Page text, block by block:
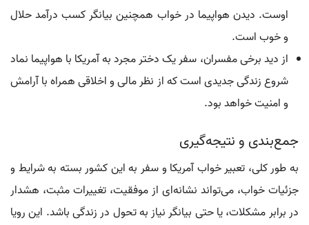
اوست. دیدن هواپیما در خواب همچنین بیانگر کسب درآمد حلال
و خوب است.
از دید برخی مفسران، سفر یک دختر مجرد به آمریکا با هواپیما نماد
شروع زندگی جدیدی است که از نظر مالی و اخلاقی همراه با آرامش
و امنیت خواهد بود.
جمع‌بندی و نتیجه‌گیری
به طور کلی، تعبیر خواب آمریکا و سفر به این کشور بسته به شرایط و
جزئیات خواب، می‌تواند نشانه‌ای از موفقیت، تغییرات مثبت، هشدار
در برابر مشکلات، یا حتی بیانگر نیاز به تحول در زندگی باشد. این رویا